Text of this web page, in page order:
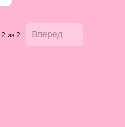
2 из 2 Вперед